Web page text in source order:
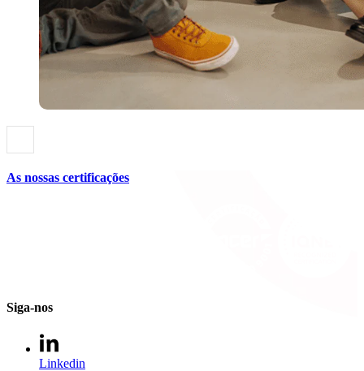
As nossas certificações
Siga-nos
Linkedin